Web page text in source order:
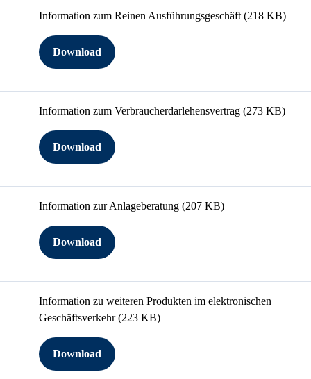
Information zum Reinen Ausführungsgeschäft (218 KB)
Download
Information zum Verbraucherdarlehensvertrag (273 KB)
Download
Information zur Anlageberatung (207 KB)
Download
Information zu weiteren Produkten im elektronischen
Geschäftsverkehr(223 KB)
Download